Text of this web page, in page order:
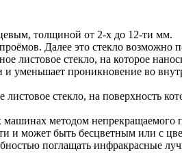
толщиной от 2-х до 12-ти мм.
Далее это стекло возможно
листовое стекло, на которое
уменьшает проникновение во
стекло, на поверхность
методом
и может быть бесцветным или с
поглащать инфракрасные